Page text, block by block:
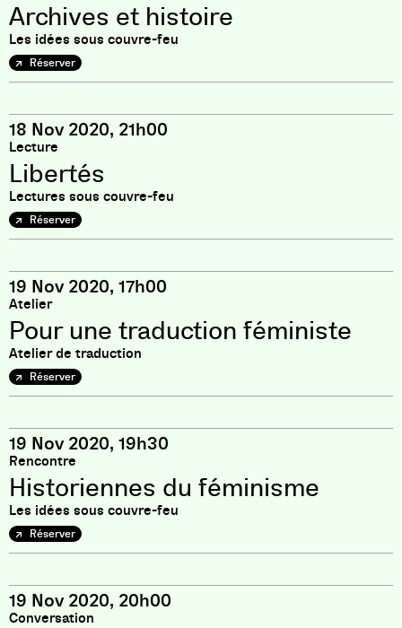
Archives et histoire
Les idées sous couvre-feu
Réserver
18 Nov 2020, 21h00
Lecture
Libertés
Lectures sous couvre-feu
Réserver
19 Nov 2020, 17h00
Atelier
Pour une traduction féministe
Atelier de traduction
Réserver
19 Nov 2020, 19h30
Rencontre
Historiennes du féminisme
Les idées sous couvre-feu
Réserver
19 Nov 2020, 20h00
Conversation